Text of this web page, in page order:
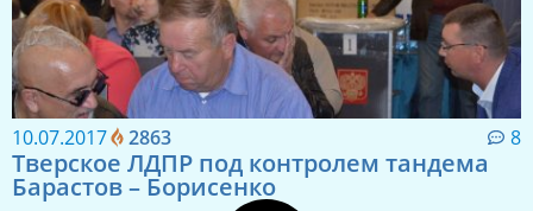
10.07.2017 2863 8
Тверское ЛДПР под контролем тандема
Барастов – Борисенко